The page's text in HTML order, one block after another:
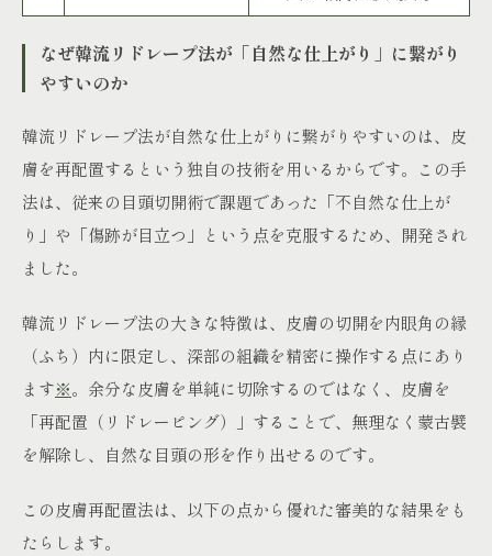
なぜ韓流リドレープ法が「自然な仕上がり」に繋がり
やすいのか
韓流リドレープ法が自然な仕上がりに繋がりやすいのは、皮
膚を再配置するという独自の技術を用いるからです。この手
法は、従来の目頭切開術で課題であった「不自然な仕上が
り」や「傷跡が目立つ」という点を克服するため、開発され
ました。
韓流リドレープ法の大きな特徴は、皮膚の切開を内眼角の縁
（ふち）内に限定し、深部の組織を精密に操作する点にあり
ます※。余分な皮膚を単純に切除するのではなく、皮膚を
「再配置（リドレーピング）」することで、無理なく蒙古襞
を解除し、自然な目頭の形を作り出せるのです。
この皮膚再配置法は、以下の点から優れた審美的な結果をも
たらします。